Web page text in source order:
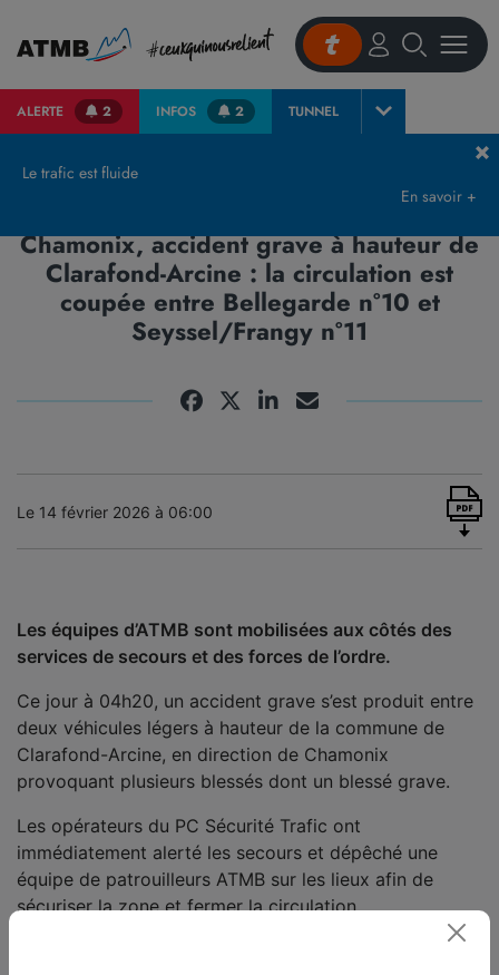
ALERTE 2 INFOS 2 TUNNEL
Le trafic est fluide
En savoir +
Chamonix, accident grave à hauteur de
Clarafond-Arcine : la circulation est
coupée entre Bellegarde n°10 et
Seyssel/Frangy n°11
Le 14 février 2026 à 06:00
Les équipes d’ATMB sont mobilisées aux côtés des
services de secours et des forces de l’ordre.
Ce jour à 04h20, un accident grave s’est produit entre
deux véhicules légers à hauteur de la commune de
Clarafond-Arcine, en direction de Chamonix
provoquant plusieurs blessés dont un blessé grave.
Les opérateurs du PC Sécurité Trafic ont
immédiatement alerté les secours et dépêché une
équipe de patrouilleurs ATMB sur les lieux afin de
sécuriser la zone et fermer la circulation.